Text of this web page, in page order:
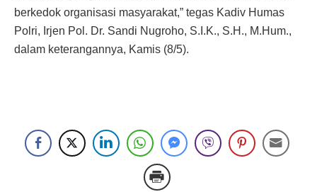
berkedok organisasi masyarakat,” tegas Kadiv Humas
Polri, Irjen Pol. Dr. Sandi Nugroho, S.I.K., S.H., M.Hum.,
dalam keterangannya, Kamis (8/5).